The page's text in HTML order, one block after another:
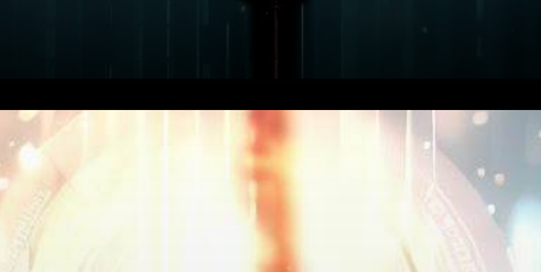
Le PDG de Stellar, un réseau